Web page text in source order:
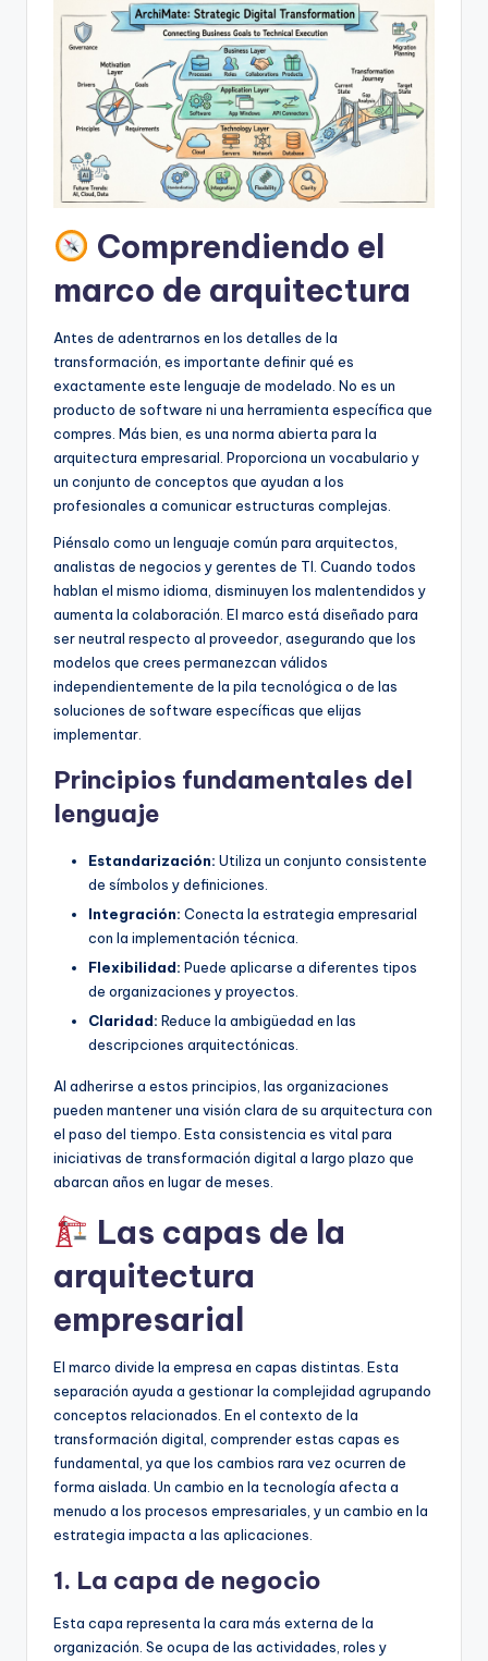
si
Comprendiendo el
marco de arquitectura
Antes de adentrarnos en los detalles de la
transformación, es importante definir qué es
exactamente este lenguaje de modelado. No es un
producto de software ni una herramienta específica que
compres. Más bien, es una norma abierta para la
arquitectura empresarial. Proporciona un vocabulario y
un conjunto de conceptos que ayudan a los
profesionales a comunicar estructuras complejas.
Piénsalo como un lenguaje común para arquitectos,
analistas de negocios y gerentes de TI. Cuando todos
hablan el mismo idioma, disminuyen los malentendidos y
aumenta la colaboración. El marco está diseñado para
ser neutral respecto al proveedor, asegurando que los
modelos que crees permanezcan válidos
independientemente de la pila tecnológica o de las
soluciones de software específicas que elijas
implementar.
Principios fundamentales del
lenguaje
Estandarización: Utiliza un conjunto consistente
de símbolos y definiciones.
Integración: Conecta la estrategia empresarial
con la implementación técnica.
Flexibilidad: Puede aplicarse a diferentes tipos
de organizaciones y proyectos.
Claridad: Reduce la ambigüedad en las
descripciones arquitectónicas.
Al adherirse a estos principios, las organizaciones
pueden mantener una visión clara de su arquitectura con
el paso del tiempo. Esta consistencia es vital para
iniciativas de transformación digital a largo plazo que
abarcan años en lugar de meses.
Las capas de la
arquitectura
empresarial
El marco divide la empresa en capas distintas. Esta
separación ayuda a gestionar la complejidad agrupando
conceptos relacionados. En el contexto de la
transformación digital, comprender estas capas es
fundamental, ya que los cambios rara vez ocurren de
forma aislada. Un cambio en la tecnología afecta a
menudo a los procesos empresariales, y un cambio en la
estrategia impacta a las aplicaciones.
1. La capa de negocio
Esta capa representa la cara más externa de la
organización. Se ocupa de las actividades, roles y